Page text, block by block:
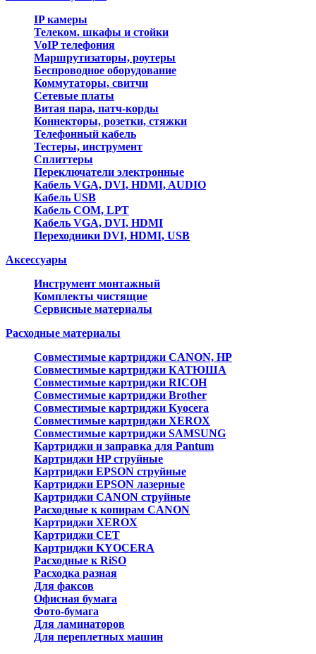
IP камеры
Телеком. шкафы и стойки
VoIP телефония
Маршрутизаторы, роутеры
Беспроводное оборудование
Коммутаторы, свитчи
Сетевые платы
Витая пара, патч-корды
Коннекторы, розетки, стяжки
Телефонный кабель
Тестеры, инструмент
Сплиттеры
Переключатели электронные
Кабель VGA, DVI, HDMI, AUDIO
Кабель USB
Кабель COM, LPT
Кабель VGA, DVI, HDMI
Переходники DVI, HDMI, USB
Аксессуары
Инструмент монтажный
Комплекты чистящие
Сервисные материалы
Расходные материалы
Совместимые картриджи CANON, HP
Совместимые картриджи КАТЮША
Совместимые картриджи RICOH
Совместимые картриджи Brother
Совместимые картриджи Kyocera
Совместимые картриджи XEROX
Совместимые картриджи SAMSUNG
Картриджи и заправка для Pantum
Картриджи HP струйные
Картриджи EPSON струйные
Картриджи EPSON лазерные
Картриджи CANON струйные
Расходные к копирам CANON
Картриджи XEROX
Картриджи CET
Картриджи KYOCERA
Расходные к RiSO
Расходка разная
Для факсов
Офисная бумага
Фото-бумага
Для ламинаторов
Для переплетных машин